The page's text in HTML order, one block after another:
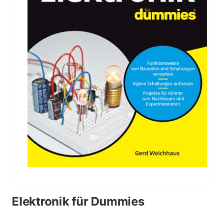
Elektronik für Dummies